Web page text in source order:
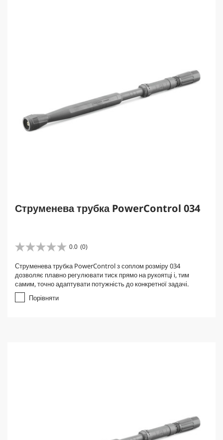
Струменева трубка PowerControl 034
0.0 (0)
0
0
з
5
і
Струменева трубка PowerControl з соплом розміру 034
дозволяє плавно регулювати тиск прямо на рукоятці і, тим
самим, точно адаптувати потужність до конкретної задачі.
Порівняти